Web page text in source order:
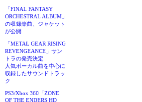
「FINAL FANTASY
ORCHESTRAL ALBUM」
の収録楽曲、ジャケット
が公開
「METAL GEAR RISING
REVENGEANCE」サン
トラの発売決定
人気ボーカル曲を中心に
収録したサウンドトラッ
ク
PS3/Xbox 360「ZONE
OF THE ENDERS HD